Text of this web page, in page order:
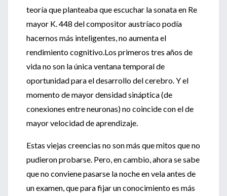
teoría que planteaba que escuchar la sonata en Re
mayor K. 448 del compositor austríaco podía
hacernos más inteligentes, no aumenta el
rendimiento cognitivo.Los primeros tres años de
vida no son la única ventana temporal de
oportunidad para el desarrollo del cerebro. Y el
momento de mayor densidad sináptica (de
conexiones entre neuronas) no coincide con el de
mayor velocidad de aprendizaje.
Estas viejas creencias no son más que mitos que no
pudieron probarse. Pero, en cambio, ahora se sabe
que no conviene pasarse la noche en vela antes de
un examen, que para fijar un conocimiento es más